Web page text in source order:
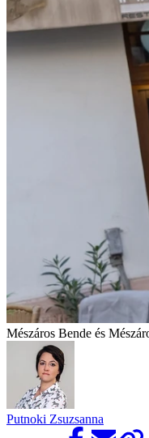
Mészáros Bende és
Putnoki Zsuzsanna